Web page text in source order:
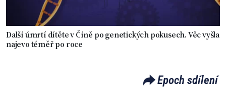
Další úmrtí dítěte v Číně po genetických pokusech. Věc vyšla
najevo téměř po roce
Epoch sdílení